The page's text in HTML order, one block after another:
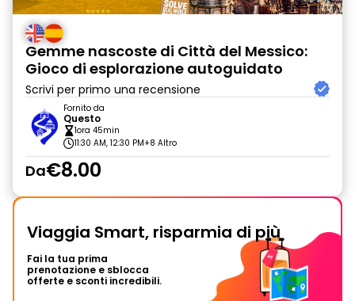
Gemme nascoste di Città del Messico:
Gioco di esplorazione autoguidato
Scrivi per primo una recensione
Fornito da
Questo
1ora 45min
11:30 AM, 12:30 PM+8 Altro
Da€8.00
Viaggia Smart, risparmia di più
Fai la tua prima
prenotazione e sblocca
offerte e sconti incredibili.